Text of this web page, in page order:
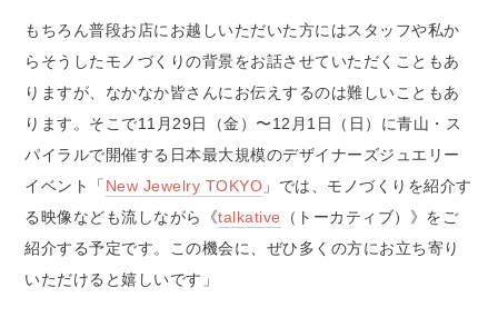
もちろん普段お店にお越しいただいた方にはスタッフや私か
らそうしたモノづくりの背景をお話させていただくこともあ
りますが、なかなか皆さんにお伝えするのは難しいこともあ
ります。そこで11月29日（金）〜12月1日（日）に青山・ス
パイラルで開催する日本最大規模のデザイナーズジュエリー
イベント「 New Jewelry TOKYO 」では、モノづくりを紹介す
る映像なども流しながら《talkative
（トーカティブ）》をご
紹介する予定です。この機会に、ぜひ多くの方にお立ち寄り
いただけると嬉しいです」